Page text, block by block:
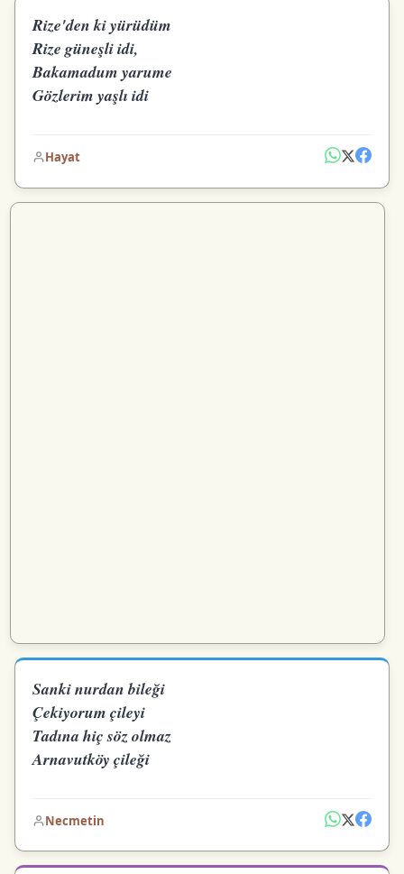
Rize'den ki yürüdüm
Rize güneşli idi,
Bakamadum yarume
Gözlerim yaşlı idi
Hayat
Sanki nurdan bileği
Çekiyorum çileyi
Tadına hiç söz olmaz
Arnavutköy çileği
Necmetin